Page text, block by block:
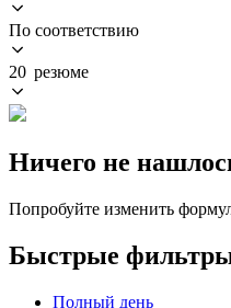
По соответствию
20 резюме
Ничего не
Попробуйте изменить
Быстрые
Полный день